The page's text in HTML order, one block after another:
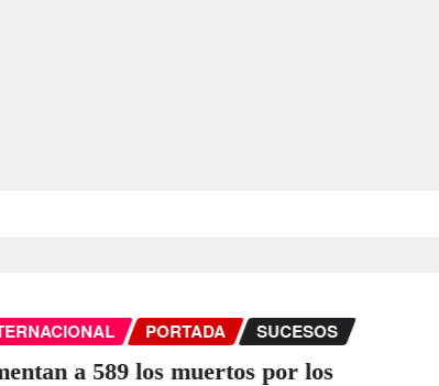
INTERNACIONAL PORTADA
EEUU anuncia una ayuda de 130